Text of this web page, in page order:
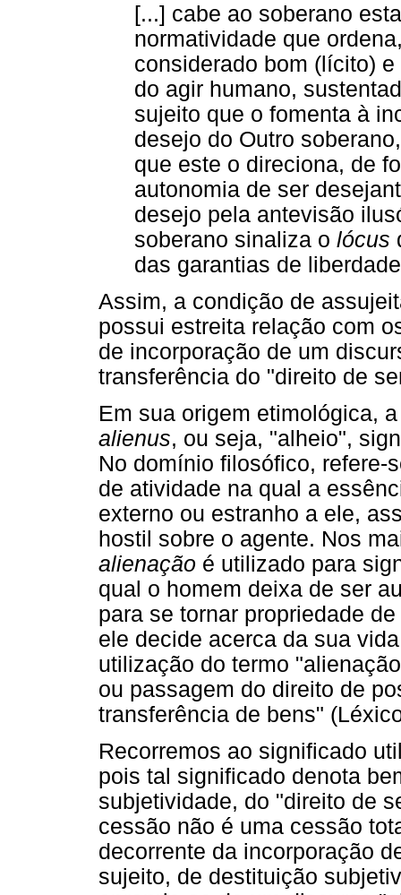
[...] cabe ao soberano
normatividade que
considerado bom (lícito)
do agir humano,
sujeito que o fomenta à
desejo do Outro
que este o direciona, de
autonomia de ser
desejo pela antevisão
soberano sinaliza o lócus
das garantias de
Assim, a condição de
possui estreita relação com
de incorporação de um
transferência do "direito de
Em sua origem etimológica,
alienus, ou seja, "alheio",
No domínio filosófico, refere-
de atividade na qual a
externo ou estranho a ele,
hostil sobre o agente. Nos
alienação é utilizado para
qual o homem deixa de ser
para se tornar propriedade
ele decide acerca da sua
utilização do termo
ou passagem do direito de
transferência de bens"
Recorremos ao significado
pois tal significado denota
subjetividade, do "direito de
cessão não é uma cessão
decorrente da incorporação
sujeito, de destituição